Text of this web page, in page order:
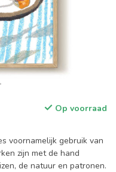
Op voorraad
voornamelijk gebruik van
zijn met de hand
de natuur en patronen.